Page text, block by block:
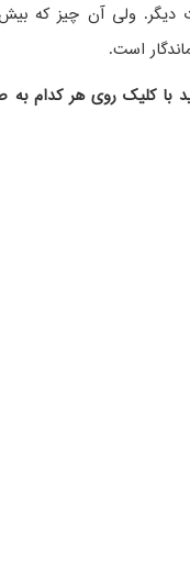
دیگر. ولی آن چیز که
است.
با کلیک روی هر کدام به